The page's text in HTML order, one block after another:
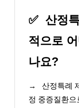
✅ 산정
적으로
나요?
→
산정특례
정 중증질환으